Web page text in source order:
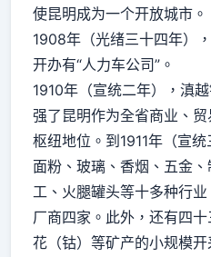
使昆明成为一个开放城市。
1908年（光绪三十四年）
开办有“人力车公司”。
1910年（宣统二年），滇
强了昆明作为全省商业、
枢纽地位。到1911年（宣
面粉、玻璃、香烟、五金
工、火腿罐头等十多种行
厂商四家。此外，还有四
花（钴）等矿产的小规模开